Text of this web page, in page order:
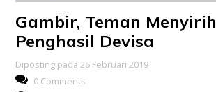
Gambir, Teman Menyirih
Penghasil Devisa
Diposting pada 26 Februari 2019
0 Comments